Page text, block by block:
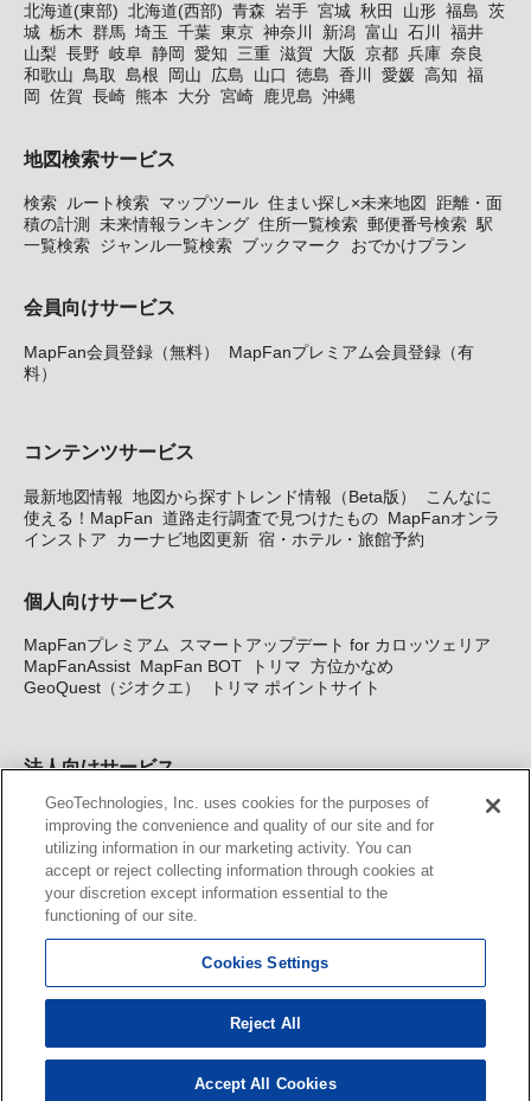
北海道(東部) 北海道(西部) 青森 岩手 宮城 秋田 山形 福島 茨
城 栃木 群馬 埼玉 千葉 東京 神奈川 新潟 富山 石川
福井
山梨 長野 岐阜 静岡 愛知 三重 滋賀 大阪 京都 兵庫 奈良
和歌山 鳥取 島根 岡山 広島 山口 徳島 香川 愛媛 高知 福
岡
佐賀 長崎 熊本 大分 宮崎 鹿児島 沖縄
地図検索サービス
検索 ルート検索 マップツール 住まい探し×未来地図
距離・面
積の計測
未来情報ランキング 住所一覧検索 郵便番号検索 駅
一覧検索 ジャンル一覧検索 ブックマーク おでかけプラン
会員向けサービス
MapFan会員登録（無料）
MapFanプレミアム会員登録（有
料）
コンテンツサービス
最新地図情報 地図から探すトレンド情報（Beta版）
こんなに
使える！MapFan 道路走行調査で見つけたもの MapFanオンラ
インストア
カーナビ地図更新 宿・ホテル・旅館予約
個人向けサービス
MapFanプレミアム
スマートアップデート for カロッツェリア
MapFanAssist MapFan BOT トリマ 方位かなめ
GeoQuest（ジオクエ）
トリマ ポイントサイト
法人向けサービス
法人向け地図・位置情報サービス WEBサイト・システム向け地
図API Windows PC向け地図開発キット MapFan DB 住所確認
サービス
MAP WORLD+ トリマ広告 Geo-Research
カーナビ地図更新サービス
MapFan スマートメンバーズ
KENWOOD MapFan Club
© GeoTechnologies, Inc.
GeoTechnologies, Inc. uses cookies for the purposes of
improving the convenience and quality of our site and for
utilizing information in our marketing activity. You can
accept or reject collecting information through cookies at
your discretion except information essential to the
functioning of our site.
Cookies Settings
Reject All
Accept All Cookies